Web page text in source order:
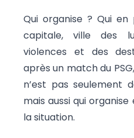
Qui organise ? Qui en
capitale, ville des
violences et des
après un match du
n’est pas seulement
mais aussi qui
la situation.